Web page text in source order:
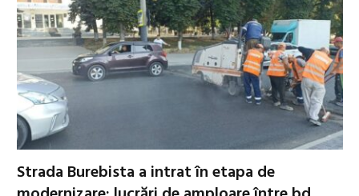
Strada Burebista a intrat în etapa de